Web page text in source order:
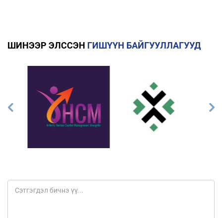
ШИНЭЭР ЭЛССЭН ГИШҮҮН БАЙГУУЛЛАГУУД